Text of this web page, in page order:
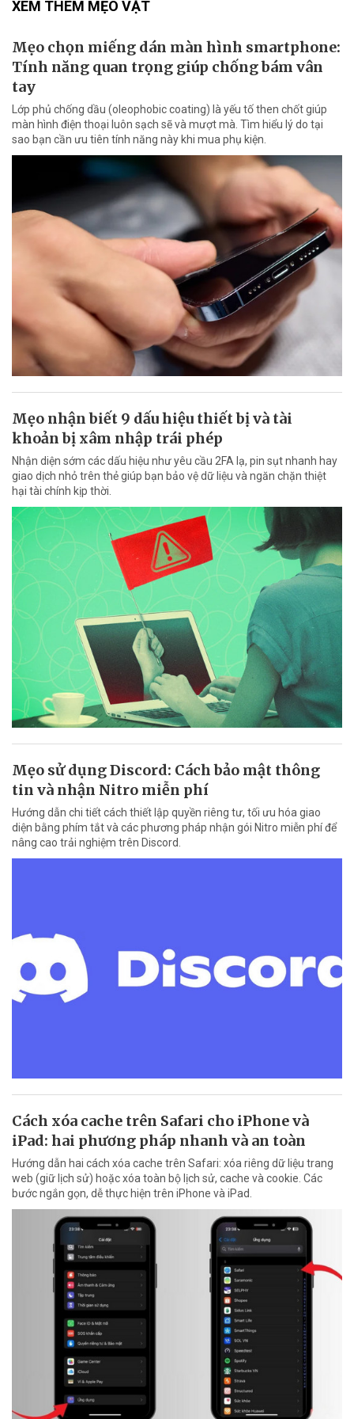
XEM THÊM MẸO VẶT
Mẹo chọn miếng dán màn hình smartphone:
Tính năng quan trọng giúp chống bám vân
tay
Lớp phủ chống dầu (oleophobic coating) là yếu tố then chốt giúp
màn hình điện thoại luôn sạch sẽ và mượt mà. Tìm hiểu lý do tại
sao bạn cần ưu tiên tính năng này khi mua phụ kiện.
Mẹo nhận biết 9 dấu hiệu thiết bị và tài
khoản bị xâm nhập trái phép
Nhận diện sớm các dấu hiệu như yêu cầu 2FA lạ, pin sụt nhanh hay
giao dịch nhỏ trên thẻ giúp bạn bảo vệ dữ liệu và ngăn chặn thiệt
hại tài chính kịp thời.
Mẹo sử dụng Discord: Cách bảo mật thông
tin và nhận Nitro miễn phí
Hướng dẫn chi tiết cách thiết lập quyền riêng tư, tối ưu hóa giao
diện bằng phím tắt và các phương pháp nhận gói Nitro miễn phí để
nâng cao trải nghiệm trên Discord.
Cách xóa cache trên Safari cho iPhone và
iPad: hai phương pháp nhanh và an toàn
Hướng dẫn hai cách xóa cache trên Safari: xóa riêng dữ liệu trang
web (giữ lịch sử) hoặc xóa toàn bộ lịch sử, cache và cookie. Các
bước ngắn gọn, dễ thực hiện trên iPhone và iPad.